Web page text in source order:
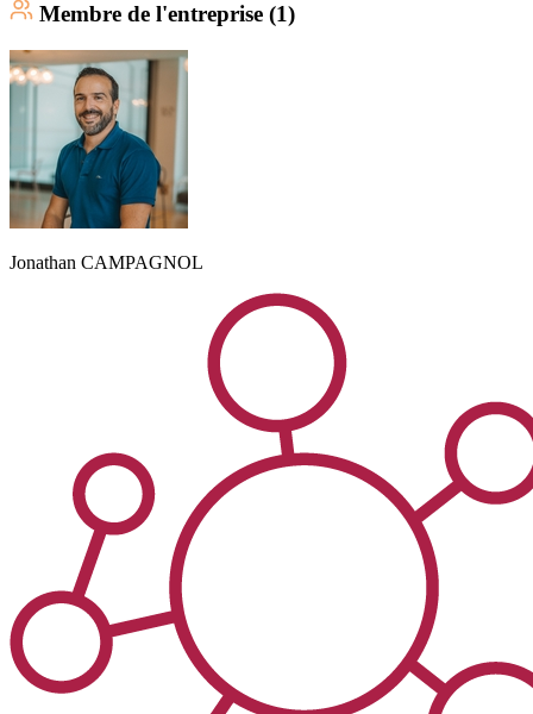
Membre de l'entreprise (1)
Jonathan CAMPAGNOL